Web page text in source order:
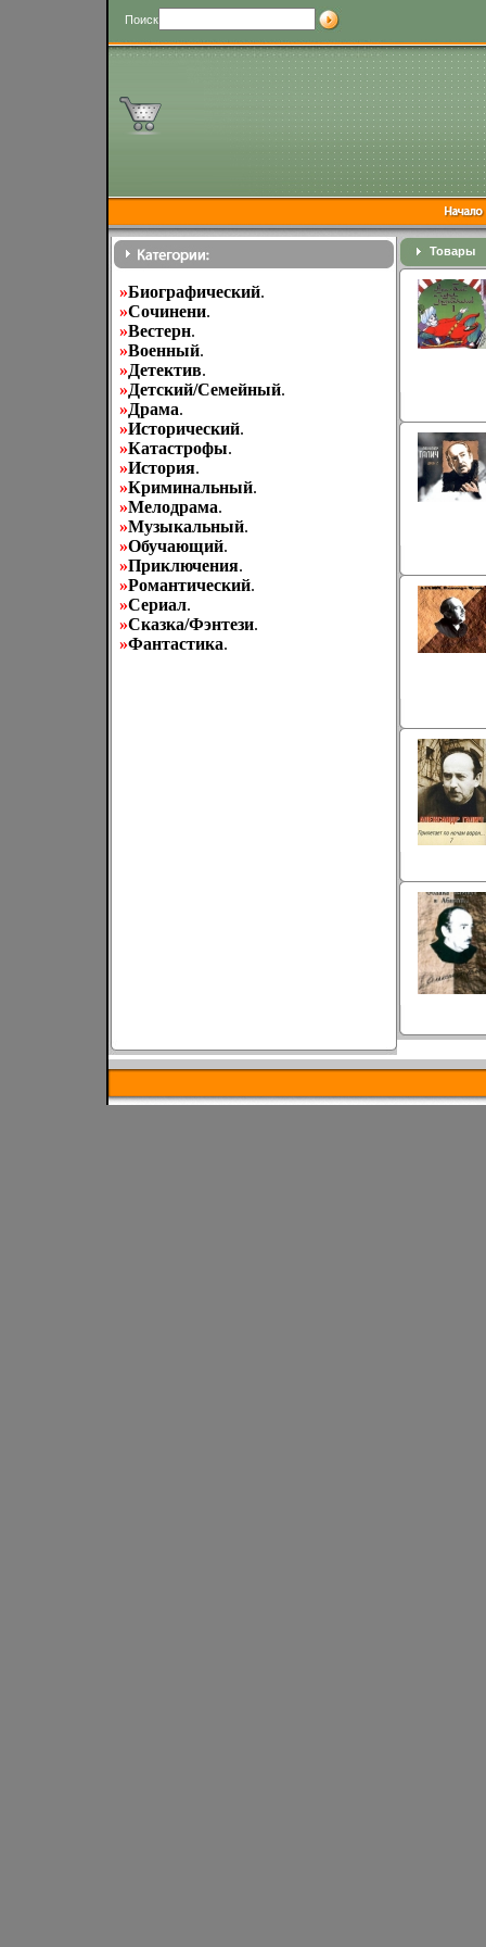
Поиск
»Биографический.
»Cочинени.
»Вестерн.
»Военный.
»Детектив.
»Детский/Семейный.
»Драма.
»Исторический.
»Катастрофы.
»История.
»Криминальный.
»Мелодрама.
»Музыкальный.
»Обучающий.
»Приключения.
»Романтический.
»Сериал.
»Сказка/Фэнтези.
»Фантастика.
Товары